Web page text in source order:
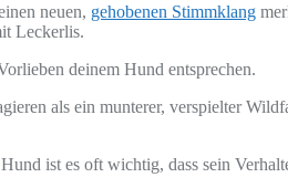
neuen, gehobenen Stimmklang
Leckerlis.
deinem Hund entsprechen.
als ein munterer, verspielter
ist es oft wichtig, dass sein